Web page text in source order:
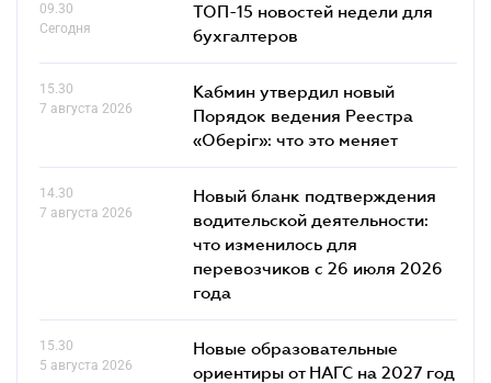
09.30
Сегодня
ТОП-15 новостей недели для
бухгалтеров
15.30
7 августа 2026
Кабмин утвердил новый
Порядок ведения Реестра
«Оберіг»: что это меняет
14.30
7 августа 2026
Новый бланк подтверждения
водительской деятельности:
что изменилось для
перевозчиков с 26 июля 2026
года
15.30
5 августа 2026
Новые образовательные
ориентиры от НАГС на 2027 год